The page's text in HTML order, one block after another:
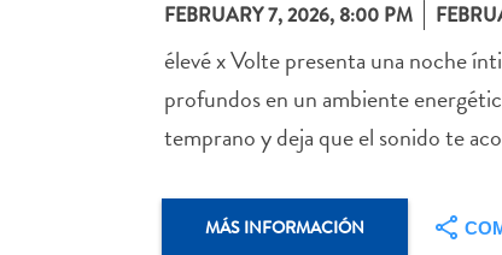
FEBRUARY 7, 2026, 8:00 PM
élevé x Volte presenta una noche
profundos en un ambiente
temprano y deja que el sonido te
MÁS INFORMACIÓN
Parece que no has guardado
Cuando quiera guardar algo para más tarde,